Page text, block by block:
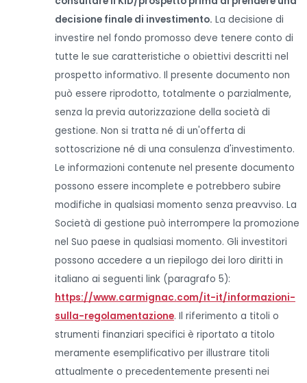
decisione finale di investimento. La decisione di
investire nel fondo promosso deve tenere conto di
tutte le sue caratteristiche o obiettivi descritti nel
prospetto informativo. Il presente documento non
può essere riprodotto, totalmente o parzialmente,
senza la previa autorizzazione della società di
gestione. Non si tratta né di un'offerta di
sottoscrizione né di una consulenza d'investimento.
Le informazioni contenute nel presente documento
possono essere incomplete e potrebbero subire
modifiche in qualsiasi momento senza preavviso. La
Società di gestione può interrompere la promozione
nel Suo paese in qualsiasi momento. Gli investitori
possono accedere a un riepilogo dei loro diritti in
italiano ai seguenti link (paragrafo 5):
https://www.carmignac.com/it-it/informazioni-
sulla-regolamentazione. Il riferimento a titoli o
strumenti finanziari specifici è riportato a titolo
meramente esemplificativo per illustrare titoli
attualmente o precedentemente presenti nei